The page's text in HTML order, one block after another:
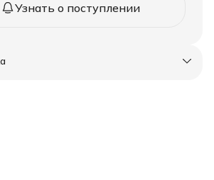
Узнать о поступлении